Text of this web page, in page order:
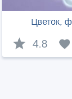
Цветок,
4.8